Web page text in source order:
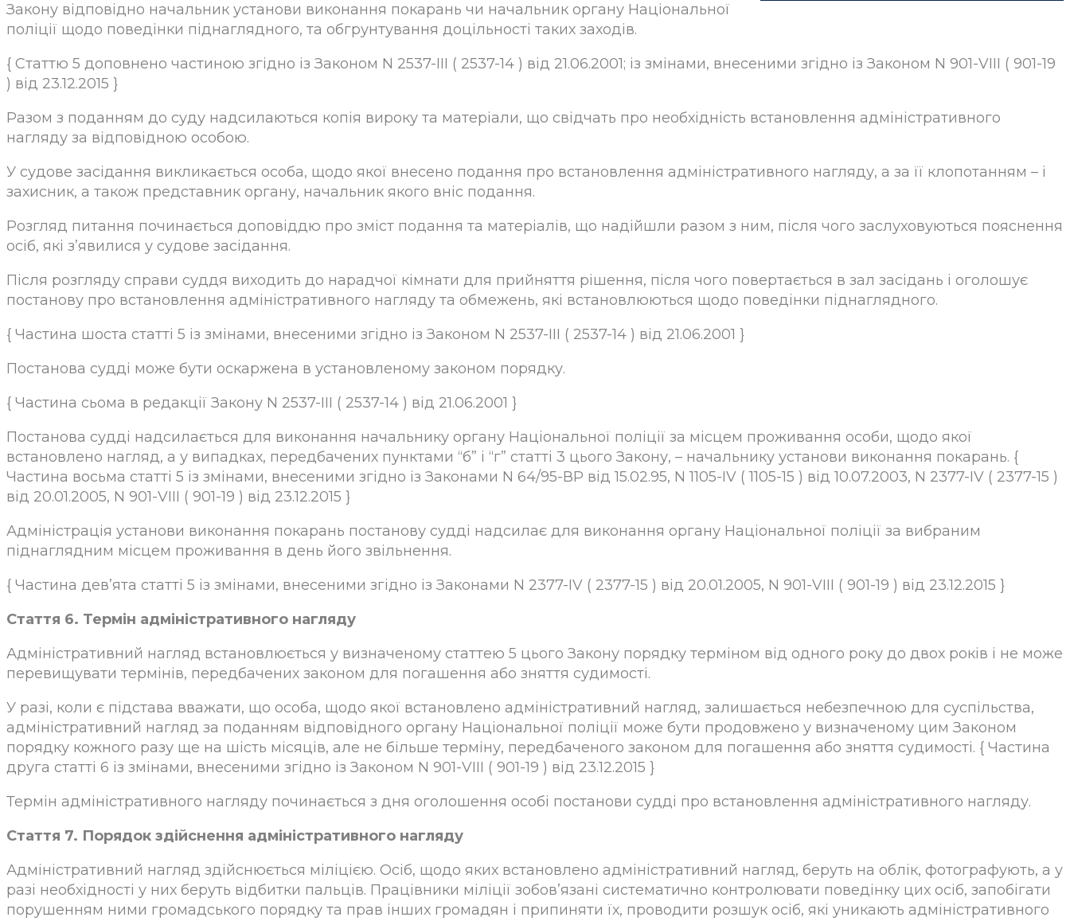
Закону відповідно начальник установи виконання покарань чи начальник органу Національної
поліції щодо поведінки піднаглядного, та обгрунтування доцільності таких заходів.
{ Статтю 5 доповнено частиною згідно із Законом N 2537-III ( 2537-14 ) від 21.06.2001; із змінами, внесеними згідно із Законом N 901-VIII ( 901-19
) від 23.12.2015 }
Разом з поданням до суду надсилаються копія вироку та матеріали, що свідчать про необхідність встановлення адміністративного
нагляду за відповідною особою.
У судове засідання викликається особа, щодо якої внесено подання про встановлення адміністративного нагляду, а за її клопотанням – і
захисник, а також представник органу, начальник якого вніс подання.
Розгляд питання починається доповіддю про зміст подання та матеріалів, що надійшли разом з ним, після чого заслуховуються пояснення
осіб, які з’явилися у судове засідання.
Після розгляду справи суддя виходить до нарадчої кімнати для прийняття рішення, після чого повертається в зал засідань і оголошує
постанову про встановлення адміністративного нагляду та обмежень, які встановлюються щодо поведінки піднаглядного.
{ Частина шоста статті 5 із змінами, внесеними згідно із Законом N 2537-III ( 2537-14 ) від 21.06.2001 }
Постанова судді може бути оскаржена в установленому законом порядку.
{ Частина сьома в редакції Закону N 2537-III ( 2537-14 ) від 21.06.2001 }
Постанова судді надсилається для виконання начальнику органу Національної поліції за місцем проживання особи, щодо якої
встановлено нагляд, а у випадках, передбачених пунктами “б” і “г” статті 3 цього Закону, – начальнику установи виконання покарань. {
Частина восьма статті 5 із змінами, внесеними згідно із Законами N 64/95-ВР від 15.02.95, N 1105-IV ( 1105-15 ) від 10.07.2003, N 2377-IV ( 2377-15 )
від 20.01.2005, N 901-VIII ( 901-19 ) від 23.12.2015 }
Адміністрація установи виконання покарань постанову судді надсилає для виконання органу Національної поліції за вибраним
піднаглядним місцем проживання в день його звільнення.
{ Частина дев’ята статті 5 із змінами, внесеними згідно із Законами N 2377-IV ( 2377-15 ) від 20.01.2005, N 901-VIII ( 901-19 ) від 23.12.2015 }
Стаття 6. Термін адміністративного нагляду
Адміністративний нагляд встановлюється у визначеному статтею 5 цього Закону порядку терміном від одного року до двох років і не може
перевищувати термінів, передбачених законом для погашення або зняття судимості.
У разі, коли є підстава вважати, що особа, щодо якої встановлено адміністративний нагляд, залишається небезпечною для суспільства,
адміністративний нагляд за поданням відповідного органу Національної поліції може бути продовжено у визначеному цим Законом
порядку кожного разу ще на шість місяців, але не більше терміну, передбаченого законом для погашення або зняття судимості. { Частина
друга статті 6 із змінами, внесеними згідно із Законом N 901-VIII ( 901-19 ) від 23.12.2015 }
Термін адміністративного нагляду починається з дня оголошення особі постанови судді про встановлення адміністративного нагляду.
Стаття 7. Порядок здійснення адміністративного нагляду
Адміністративний нагляд здійснюється міліцією. Осіб, щодо яких встановлено адміністративний нагляд, беруть на облік, фотографують, а у
разі необхідності у них беруть відбитки пальців. Працівники міліції зобов’язані систематично контролювати поведінку цих осіб, запобігати
порушенням ними громадського порядку та прав інших громадян і припиняти їх, проводити розшук осіб, які уникають адміністративного